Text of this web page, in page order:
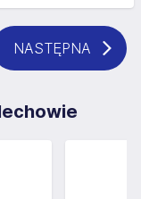
NASTĘPNA